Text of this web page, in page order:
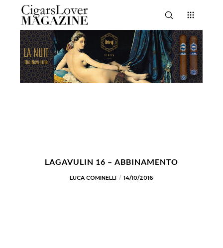
LAGAVULIN 16 – ABBINAMENTO
LUCA COMINELLI 14/10/2016